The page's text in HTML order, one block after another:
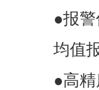
●报
均值
●高